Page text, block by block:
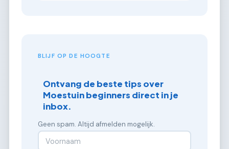
BLIJF OP DE HOOGTE
Ontvang de beste tips over
Moestuin beginners direct in je
inbox.
Geen spam. Altijd afmelden mogelijk.